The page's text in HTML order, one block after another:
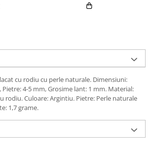
cu rodiu cu perle naturale. Dimensiuni:
Pietre: 4-5 mm, Grosime lant: 1 mm. Material:
rodiu. Culoare: Argintiu. Pietre: Perle naturale
1,7 grame.